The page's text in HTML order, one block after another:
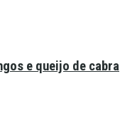
e queijo de cabra